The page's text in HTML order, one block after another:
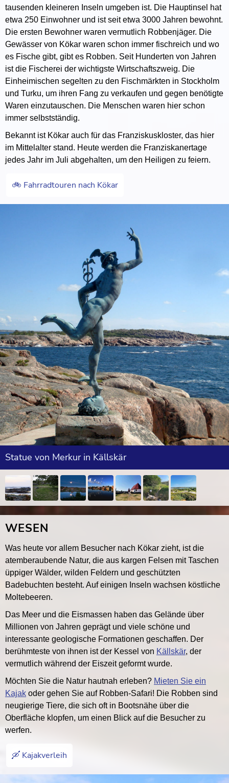
tausenden kleineren Inseln umgeben ist. Die Hauptinsel hat
etwa 250 Einwohner und ist seit etwa 3000 Jahren bewohnt.
Die ersten Bewohner waren vermutlich Robbenjäger. Die
Gewässer von Kökar waren schon immer fischreich und wo
es Fische gibt, gibt es Robben. Seit Hunderten von Jahren
ist die Fischerei der wichtigste Wirtschaftszweig. Die
Einheimischen segelten zu den Fischmärkten in Stockholm
und Turku, um ihren Fang zu verkaufen und gegen benötigte
Waren einzutauschen. Die Menschen waren hier schon
immer selbstständig.
Bekannt ist Kökar auch für das Franziskuskloster, das hier
im Mittelalter stand. Heute werden die Franziskanertage
jedes Jahr im Juli abgehalten, um den Heiligen zu feiern.
🚲 Fahrradtouren nach Kökar
Statue von Merkur in Källskär
WESEN
Was heute vor allem Besucher nach Kökar zieht, ist die
atemberaubende Natur, die aus kargen Felsen mit Taschen
üppiger Wälder, wilden Feldern und geschützten
Badebuchten besteht. Auf einigen Inseln wachsen köstliche
Moltebeeren.
Das Meer und die Eismassen haben das Gelände über
Millionen von Jahren geprägt und viele schöne und
interessante geologische Formationen geschaffen. Der
berühmteste von ihnen ist der Kessel von Källskär, der
vermutlich während der Eiszeit geformt wurde.
Möchten Sie die Natur hautnah erleben? Mieten Sie ein
Kajak oder gehen Sie auf Robben-Safari! Die Robben sind
neugierige Tiere, die sich oft in Bootsnähe über die
Oberfläche klopfen, um einen Blick auf die Besucher zu
werfen.
🛶 Kajakverleih